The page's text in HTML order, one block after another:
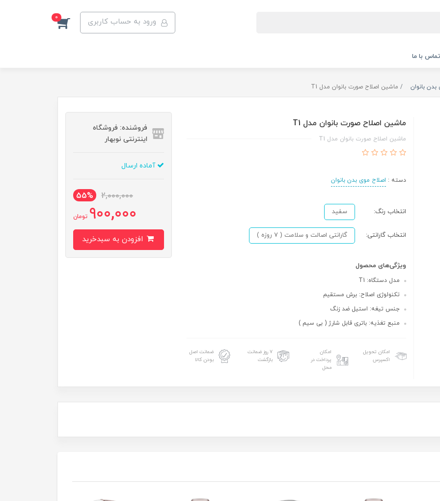
ورود به حساب کاربری 0
تماس با ما
بانوان ماشین اصلاح صورت بانوان مدل T1
ماشین اصلاح صورت بانوان مدل T1
ماشین اصلاح صورت بانوان مدل T1
دسته : اصلاح موی بدن بانوان
انتخاب رنگ: سفید
انتخاب گارانتی: گارانتی اصالت و سلامت ( 7 روزه )
ویژگی‌های محصول
مدل دستگاه: T1
تکنولوژی اصلاح: برش مستقیم
جنس تیغه: استیل ضد زنگ
منبع تغذیه: باتری قابل شارژ ( بی سیم )
امکان تحویل
اکسپرس
امکان
پرداخت در
محل
۷ روز ضمانت
بازگشت
ضمانت اصل
بودن کالا
فروشنده: فروشگاه
اینترنتی نوبهار
آماده ارسال
2,000,000
55%
900,000 تومان